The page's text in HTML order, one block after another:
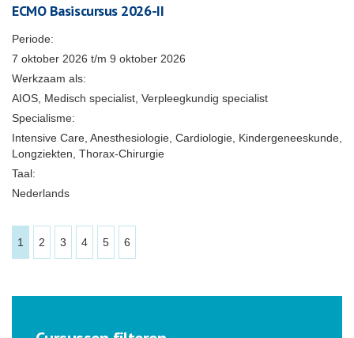
ECMO Basiscursus 2026-II
Periode:
7 oktober 2026 t/m 9 oktober 2026
Werkzaam als:
AIOS, Medisch specialist, Verpleegkundig specialist
Specialisme:
Intensive Care, Anesthesiologie, Cardiologie, Kindergeneeskunde,
Longziekten, Thorax-Chirurgie
Taal:
Nederlands
1 2 3 4 5 6